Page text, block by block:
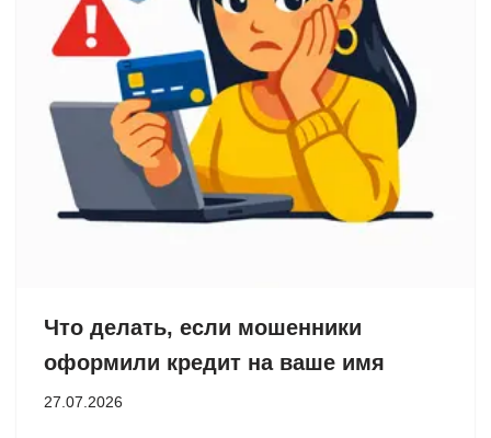
Что делать, если мошенники
оформили кредит на ваше имя
27.07.2026